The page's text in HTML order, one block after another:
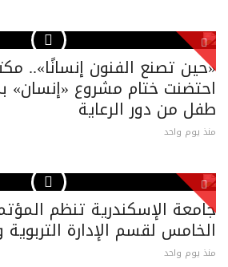
«حين تصنع الفنون إنسانًا»..
طفل من دور الرعاية
منذ يوم واحد
جامعة الإسكندرية تنظم
الخامس لقسم الإدارة
منذ يوم واحد